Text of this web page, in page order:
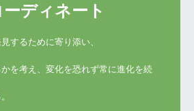
ネート
するために寄り添い、
を考え、変化を恐れず常に進化を続